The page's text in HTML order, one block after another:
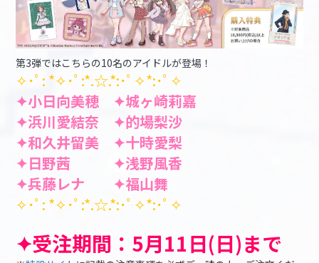
第3弾ではこちらの10名のアイドルが登場！
✧･ﾟ: *✧･ﾟ:*.☆.*:･ﾟ✧*:･ﾟ✧
✦小日向美穂 ✦城ヶ崎莉嘉
✦浜川愛結奈 ✦的場梨沙
✦和久井留美 ✦十時愛梨
✦日野茜 ✦浅野風香
✦兵藤レナ ✦福山舞
✧･ﾟ: *✧･ﾟ:*.☆.*:･ﾟ✧*:･ﾟ✧
✦受注期間：5月11日(日)まで